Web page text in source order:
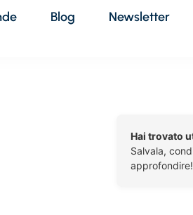
Blog Newsletter
Hai trovato
Salvala,
approfondire!